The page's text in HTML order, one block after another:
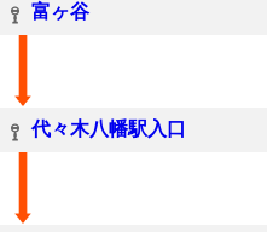
富ヶ谷
代々木八幡駅入口